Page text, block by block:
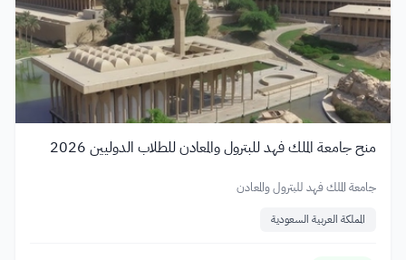
منح جامعة الملك فهد للبترول والمعادن للطلاب الدوليين 2026
جامعة الملك فهد للبترول والمعادن
المملكة العربية السعودية